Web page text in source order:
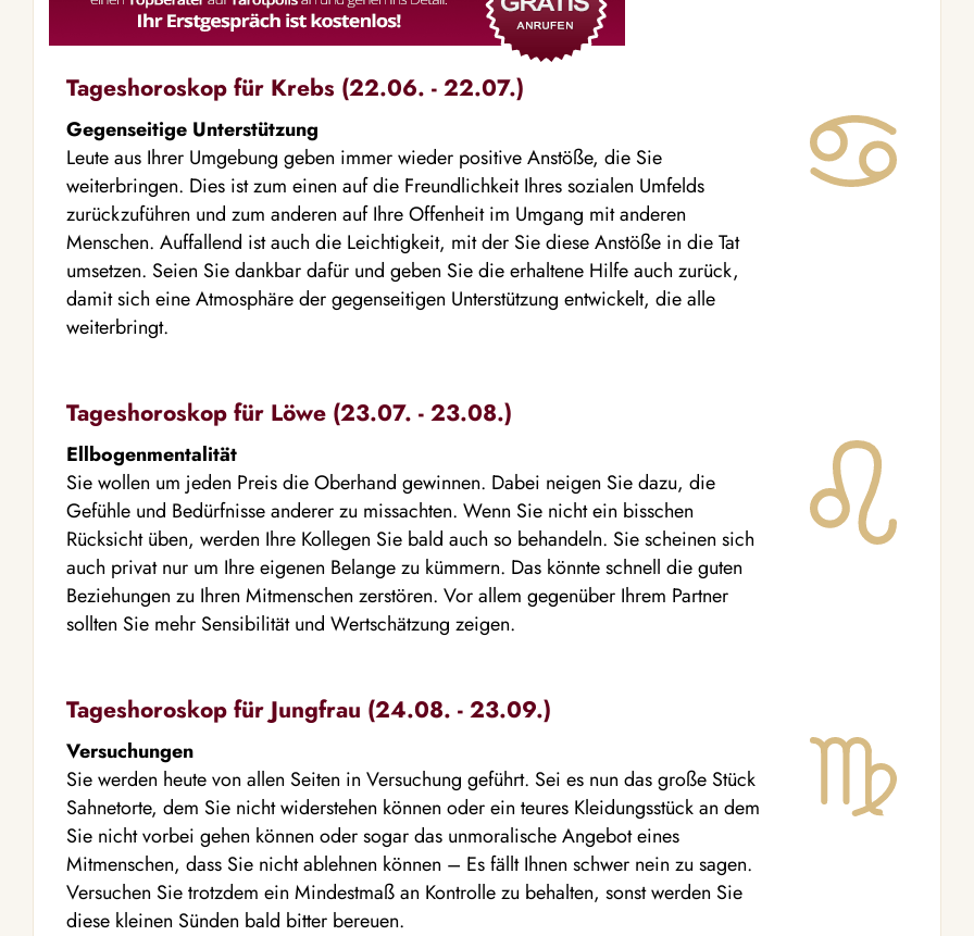
Tageshoroskop für Krebs (22.06. - 22.07.)
Gegenseitige Unterstützung
Leute aus Ihrer Umgebung geben immer wieder positive Anstöße, die Sie
weiterbringen. Dies ist zum einen auf die Freundlichkeit Ihres sozialen Umfelds
zurückzuführen und zum anderen auf Ihre Offenheit im Umgang mit anderen
Menschen. Auffallend ist auch die Leichtigkeit, mit der Sie diese Anstöße in die Tat
umsetzen. Seien Sie dankbar dafür und geben Sie die erhaltene Hilfe auch zurück,
damit sich eine Atmosphäre der gegenseitigen Unterstützung entwickelt, die alle
weiterbringt.
Tageshoroskop für Löwe (23.07. - 23.08.)
Ellbogenmentalität
Sie wollen um jeden Preis die Oberhand gewinnen. Dabei neigen Sie dazu, die
Gefühle und Bedürfnisse anderer zu missachten. Wenn Sie nicht ein bisschen
Rücksicht üben, werden Ihre Kollegen Sie bald auch so behandeln. Sie scheinen sich
auch privat nur um Ihre eigenen Belange zu kümmern. Das könnte schnell die guten
Beziehungen zu Ihren Mitmenschen zerstören. Vor allem gegenüber Ihrem Partner
sollten Sie mehr Sensibilität und Wertschätzung zeigen.
Tageshoroskop für Jungfrau (24.08. - 23.09.)
Versuchungen
Sie werden heute von allen Seiten in Versuchung geführt. Sei es nun das große Stück
Sahnetorte, dem Sie nicht widerstehen können oder ein teures Kleidungsstück an dem
Sie nicht vorbei gehen können oder sogar das unmoralische Angebot eines
Mitmenschen, dass Sie nicht ablehnen können – Es fällt Ihnen schwer nein zu sagen.
Versuchen Sie trotzdem ein Mindestmaß an Kontrolle zu behalten, sonst werden Sie
diese kleinen Sünden bald bitter bereuen.